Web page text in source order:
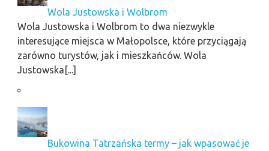
Wola Justowska i Wolbrom
Wola Justowska i Wolbrom to dwa niezwykle
interesujące miejsca w Małopolsce, które przyciągają
zarówno turystów, jak i mieszkańców. Wola
Justowska[...]
Bukowina Tatrzańska termy – jak wpasować je